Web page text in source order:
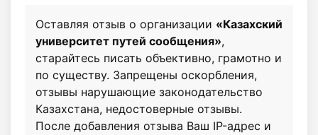
Оставляя отзыв о организации «Казахский
университет путей сообщения»,
старайтесь писать объективно, грамотно и
по существу. Запрещены оскорбления,
отзывы нарушающие законодательство
Казахстана, недостоверные отзывы.
После добавления отзыва Ваш IP-адрес и